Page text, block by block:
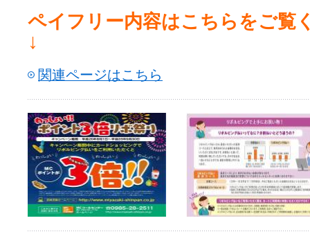
ペイフリー内容はこちらをご覧
↓
関連ページはこちら